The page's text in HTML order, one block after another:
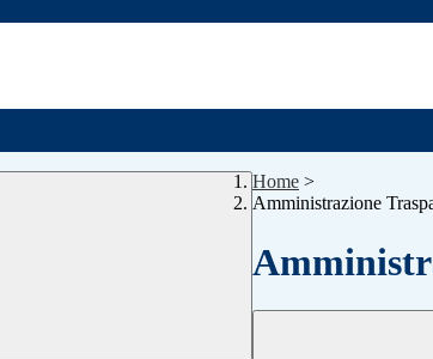
Home >
Amministrazione